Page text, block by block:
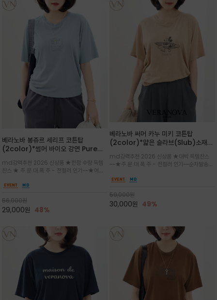
베라노바 봉쥬르 세리프 코튼탑
(2color)*썸머 바이오 강연 Pure
성적인 프랑스어 수식어를 조합
md강력추천 2026 신상품 ★한정 수량 득템
찬스 ★ 주.문.대.폭.주 - 전컬러 인기~~★여름
여유로운 감성/피부에 닿는 순간 기분 좋은 청량
56,000원
29,000원 48%
베라노바 써머 카누 미키 코튼탑
(2color)*얇은 슬라브(Slub)소재
하며, 몸에 잘 달라붙지 않아 쾌적
md강력추천 2026 신상품 ★대박 득템찬스
~~★주.문.대.폭.주 - 전컬러 인기~~순차발송중
드롭숄더 핏과 부드러운 라운드넥이 편안하며, 앞
다.
59,000원
30,000원 49%